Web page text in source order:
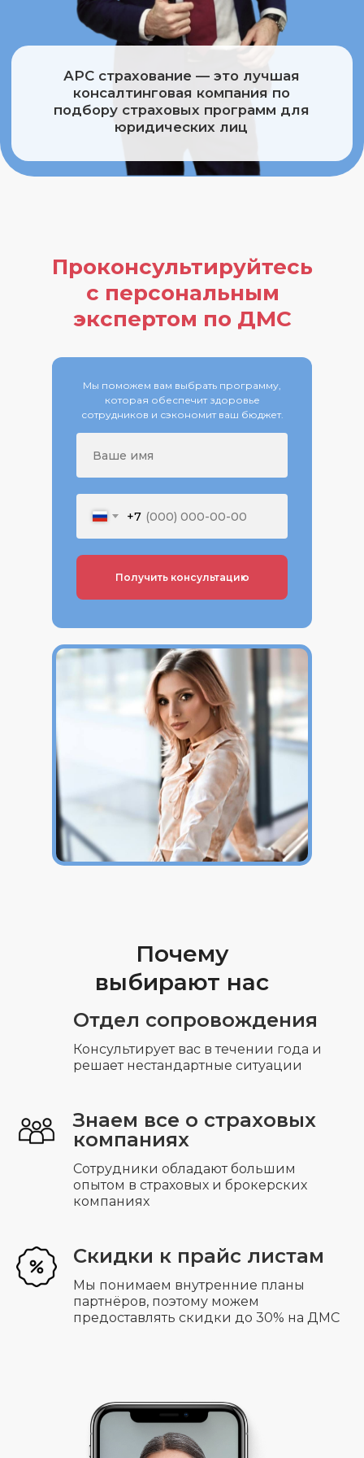
Проконсультируйтесь
с персональным
экспертом по ДМС
+7
Получить консультацию
Мы поможем вам выбрать программу,
которая обеспечит здоровье
сотрудников и сэкономит ваш бюджет.
Почему
выбирают нас
Отдел сопровождения
Консультирует вас в течении года и
решает нестандартные ситуации
Знаем все о страховых
компаниях
Сотрудники обладают большим
опытом в страховых и брокерских
компаниях
Скидки к прайс листам
Мы понимаем внутренние планы
партнёров, поэтому можем
предоставлять скидки до 30% на ДМС
+7
Отправить
Мы перезвоним
и проконсультируем
Часто задаваемые вопросы о ДМС